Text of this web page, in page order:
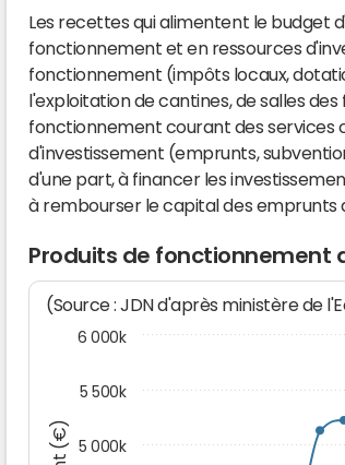
Les recettes qui alimentent le budget
fonctionnement et en ressources
fonctionnement (impôts locaux,
l'exploitation de cantines, de salles
fonctionnement courant des services
d'investissement (emprunts,
d'une part, à financer les
à rembourser le capital des emprunts
Produits de fonctionnement
(Source : JDN d'après ministère de
5 000k
5 500k
6 000k